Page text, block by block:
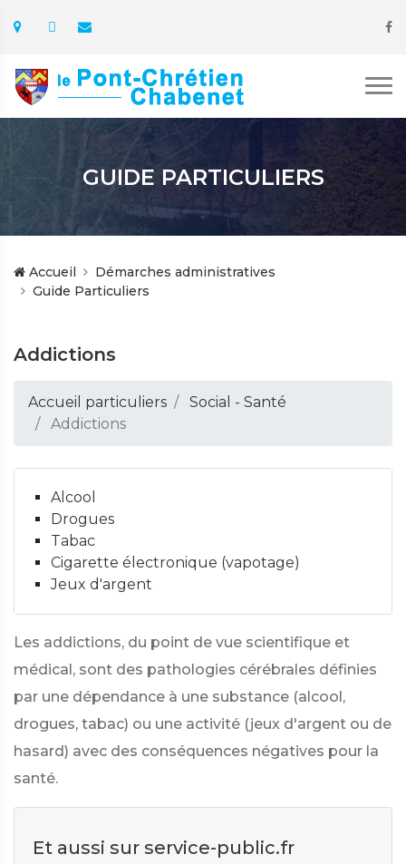
GUIDE PARTICULIERS
Accueil
Démarches administratives
Guide Particuliers
Addictions
Accueil particuliers
Social - Santé
Addictions
Alcool
Drogues
Tabac
Cigarette électronique (vapotage)
Jeux d'argent
Les addictions, du point de vue scientifique et
médical, sont des pathologies cérébrales définies
par une dépendance à une substance (alcool,
drogues, tabac) ou une activité (jeux d'argent ou de
hasard) avec des conséquences négatives pour la
santé.
Et aussi sur service-public.fr